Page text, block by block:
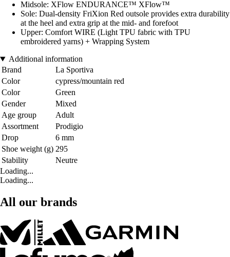
Midsole: XFlow ENDURANCE™ XFlow™
Sole: Dual-density FriXion Red outsole provides extra durability
at the heel and extra grip at the mid- and forefoot
Upper: Comfort WIRE (Light TPU fabric with TPU
embroidered yarns) + Wrapping System
Additional information
Brand
La Sportiva
Color
cypress/mountain red
Color
Green
Gender
Mixed
Age group
Adult
Assortment
Prodigio
Drop
6 mm
Shoe weight (g) 295
Stability
Neutre
Loading...
Loading...
All our brands